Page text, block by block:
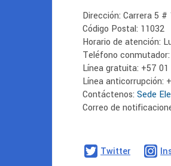
Dirección: Carrera 5 #
Código Postal: 11032
Horario de atención:
Teléfono
Línea gratuita: +57
Línea anticorrupción:
Contáctenos: Sede
Correo de
Twitter